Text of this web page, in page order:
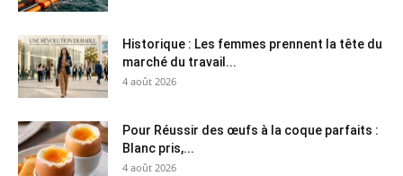
Historique : Les femmes prennent la tête du
marché du travail...
4 août 2026
Pour Réussir des œufs à la coque parfaits :
Blanc pris,...
4 août 2026